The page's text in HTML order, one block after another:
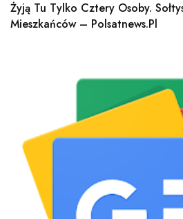
Żyją Tu Tylko Cztery Osoby.
Mieszkańców – Polsatnews.pl